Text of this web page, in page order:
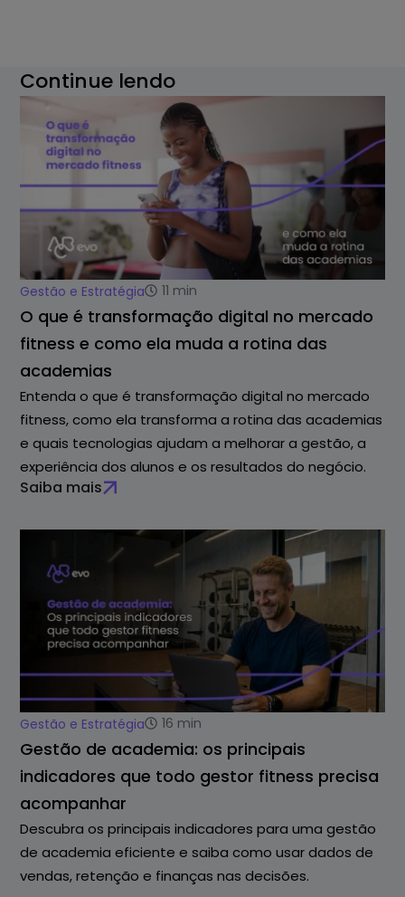
Continue lendo
Gestão e Estratégia 11 min
O que é transformação digital no mercado
fitness e como ela muda a rotina das
academias
Entenda o que é transformação digital no mercado
fitness, como ela transforma a rotina das academias
e quais tecnologias ajudam a melhorar a gestão, a
experiência dos alunos e os resultados do negócio.
Saiba mais
Gestão e Estratégia 16 min
Gestão de academia: os principais
indicadores que todo gestor fitness precisa
acompanhar
Descubra os principais indicadores para uma gestão
de academia eficiente e saiba como usar dados de
vendas, retenção e finanças nas decisões.